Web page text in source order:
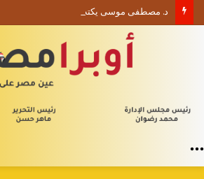
د. مصطفى موسى يكتب الأربعون الإدارية (1) من يلا إدارة